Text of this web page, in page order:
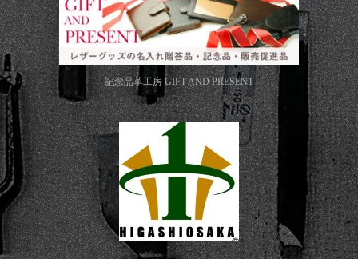
記念品革工房 GIFT AND PRESENT